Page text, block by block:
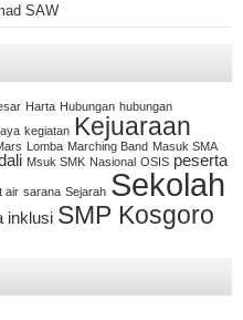
SAW
Harta Hubungan hubungan
kegiatan Kejuaraan
Lomba Marching Band Masuk SMA
Msuk SMK Nasional OSIS peserta
air sarana Sejarah Sekolah
inklusi SMP Kosgoro